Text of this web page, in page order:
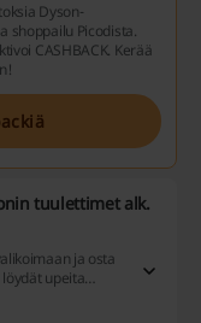
Dyson-
shoppailu Picodista.
CASHBACK. Kerää
tuulettimet alk.
ja osta
upeita